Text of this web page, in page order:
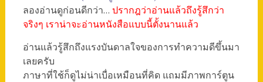
ลองอ่านดูก่อนดีกว่า… ปรากฎว่าอ่านแล้วถึงรู้สึกว่า
จริงๆ เราน่าจะอ่านหนังสือแบบนี้ตั้งนานแล้ว
อ่านแล้วรู้สึกถึงแรงบันดาลใจของการทำความดีขึ้นมา
เลยครับ
ภาษาที่ใช้ก็ดูไม่น่าเบื่อเหมือนที่คิด แถมมีภาพการ์ตูน